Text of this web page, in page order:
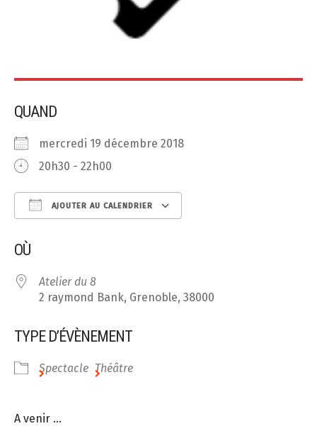
QUAND
mercredi 19 décembre 2018
20h30 - 22h00
AJOUTER AU CALENDRIER
OÙ
Atelier du 8
2 raymond Bank, Grenoble, 38000
TYPE D’ÉVÈNEMENT
Spectacle Théâtre
A venir …